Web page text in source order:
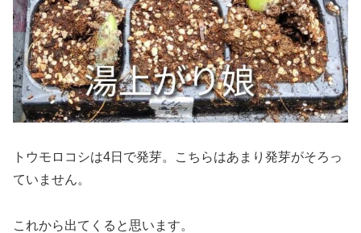
トウモロコシは4日で発芽。こちらはあまり発芽がそろっ
ていません。
これから出てくると思います。